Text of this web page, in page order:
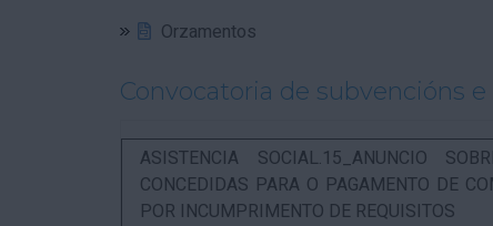
Orzamentos
Convocatoria de subvencións e
ASISTENCIA SOCIAL.15_ANUNCIO
CONCEDIDAS PARA O PAGAMENTO DE
POR INCUMPRIMENTO DE REQUISITOS